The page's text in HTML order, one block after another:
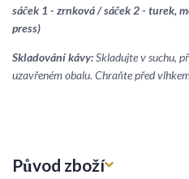
sáček 1 - zrnková / sáček 2 - turek,
press)
Skladování kávy:Skladujte v suchu,
uzavřeném obalu. Chraňte před
Původ zboží